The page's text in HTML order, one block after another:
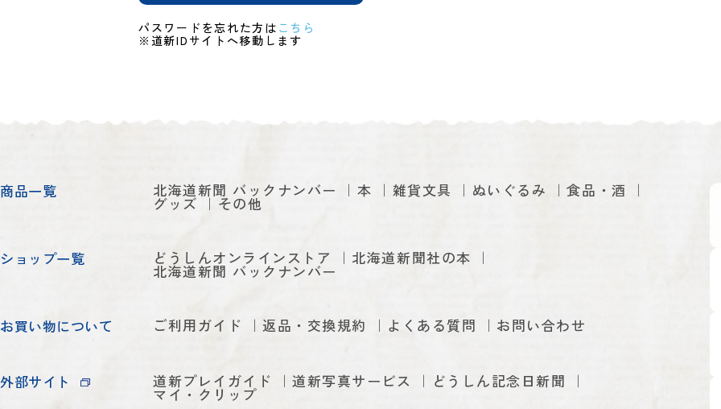
パスワードを忘れた方は こちら
※道新IDサイトへ移動します
商品一覧 北海道新聞 バックナンバー 本 雑貨文具 ぬいぐるみ 食品・酒
グッズ その他
ショップ一覧 どうしんオンラインストア 北海道新聞社の本
北海道新聞 バックナンバー
お買い物について ご利用ガイド 返品・交換規約 よくある質問 お問い合わせ
外部サイト 道新プレイガイド 道新写真サービス どうしん記念日新聞
マイ・クリップ